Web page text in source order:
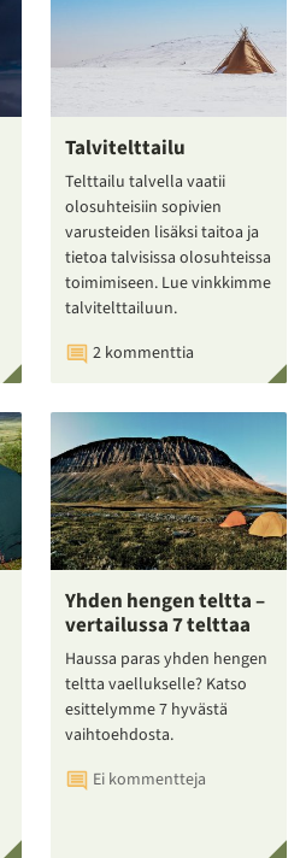
Talvitelttailu
Telttailu talvella vaatii
olosuhteisiin sopivien
varusteiden lisäksi taitoa ja
tietoa talvisissa olosuhteissa
toimimiseen. Lue vinkkimme
talvitelttailuun.
2 kommenttia
Yhden hengen teltta –
vertailussa 7 telttaa
Haussa paras yhden hengen
teltta vaellukselle? Katso
esittelymme 7 hyvästä
vaihtoehdosta.
Ei kommentteja